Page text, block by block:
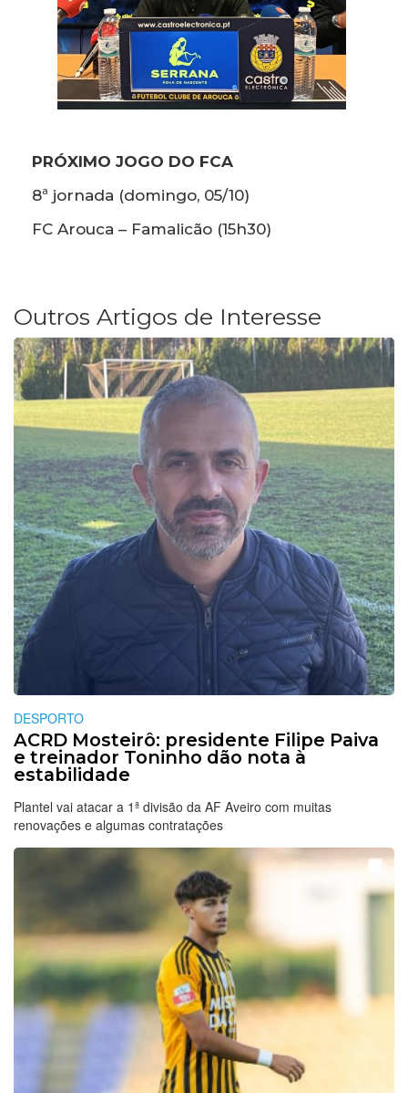
PRÓXIMO JOGO DO FCA
8ª jornada (domingo, 05/10)
FC Arouca – Famalicão (15h30)
Outros Artigos de Interesse
DESPORTO
ACRD Mosteirô: presidente Filipe Paiva
e treinador Toninho dão nota à
estabilidade
Plantel vai atacar a 1ª divisão da AF Aveiro com muitas
renovações e algumas contratações